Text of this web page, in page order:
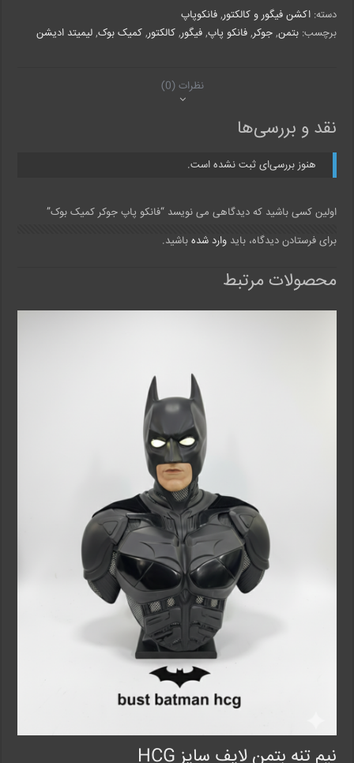
بوک
عدد
دسته:اکشن فیگور و کالکتور,فانکوپاپ
برچسب:بتمن,جوکر,فانکو پاپ,فیگور,کالکتور,کمیک بوک,لیمیتد ادیشن
نظرات (0)
نقد و بررسی‌ها
هنوز بررسی‌ای ثبت نشده است.
اولین کسی باشید که دیدگاهی می نویسد “فانکو پاپ جوکر کمیک بوک”
برای فرستادن دیدگاه، بایدوارد شده باشید.
محصولات مرتبط
نیم تنه بتمن لایف سایز HCG